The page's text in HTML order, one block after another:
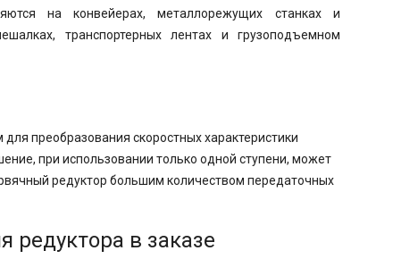
на конвейерах, металлорежущих станках и
транспортерных лентах и грузоподъемном
преобразования скоростных характеристики
при использовании только одной ступени, может
редуктор большим количеством передаточных
редуктора в заказе